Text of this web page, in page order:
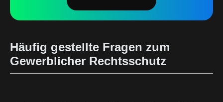
Häufig gestellte Fragen zum
Gewerblicher Rechtsschutz